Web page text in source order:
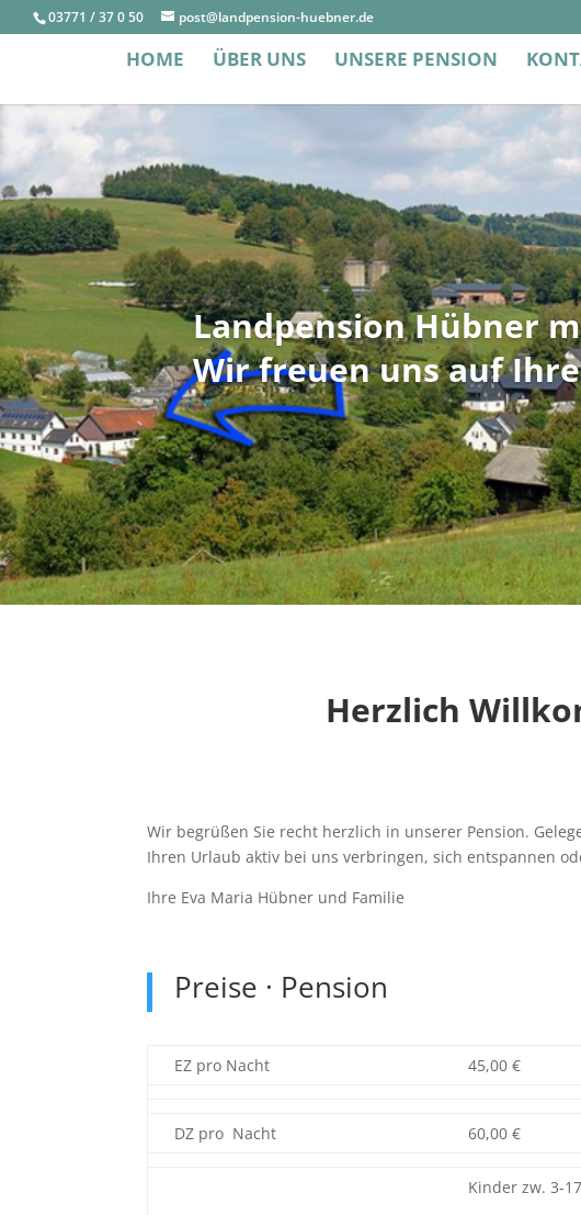
03771 / 37 0 50 post@landpension-huebner.de
HOME ÜBER UNS UNSERE PENSION
Landpension Hübner
Wir freuen uns auf
Herzlich
Wir begrüßen Sie recht herzlich in unserer Pension.
Ihren Urlaub aktiv bei uns verbringen, sich entspannen
Ihre Eva Maria Hübner und Familie
Preise · Pension
EZ pro Nacht 45,00 €
DZ pro Nacht 60,00 €
Kinder zw. 3-